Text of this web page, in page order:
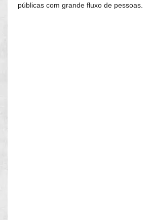
públicas com grande fluxo de pessoas.